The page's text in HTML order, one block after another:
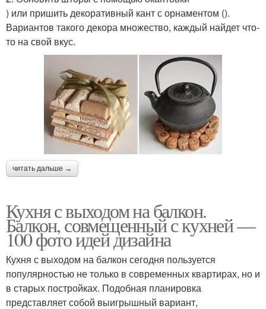
) или пришить декоративный кант с орнаментом ().
Вариантов такого декора множество, каждый найдет что-
то на свой вкус.
читать дальше →
Кухня с выходом на балкон.
Балкон, совмещенный с кухней —
100 фото идей дизайна
Кухня с выходом на балкон сегодня пользуется
популярностью не только в современных квартирах, но и
в старых постройках. Подобная планировка
представляет собой выигрышный вариант,